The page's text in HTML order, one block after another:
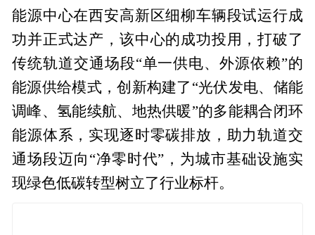
能源中心在西安高新区细柳车辆段试运行成
功并正式达产，该中心的成功投用，打破了
传统轨道交通场段“单一供电、外源依赖”的
能源供给模式，创新构建了“光伏发电、储能
调峰、氢能续航、地热供暖”的多能耦合闭环
能源体系，实现逐时零碳排放，助力轨道交
通场段迈向“净零时代”，为城市基础设施实
现绿色低碳转型树立了行业标杆。